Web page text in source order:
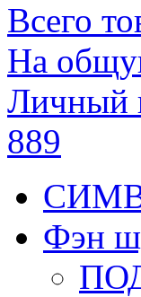
Всего
На
Личный
889
Фэн